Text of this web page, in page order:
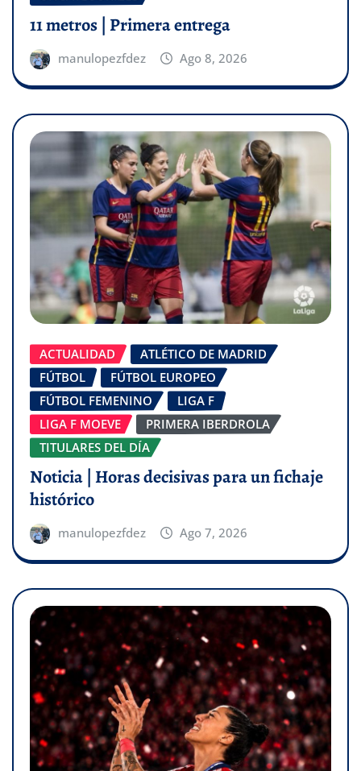
11 metros | Primera entrega
manulopezfdez Ago 8, 2026
ACTUALIDAD
ATLÉTICO DE MADRID
FÚTBOL
FÚTBOL EUROPEO
FÚTBOL FEMENINO
LIGA F
LIGA F MOEVE
PRIMERA IBERDROLA
TITULARES DEL DÍA
Noticia | Horas decisivas para un fichaje
histórico
manulopezfdez Ago 7, 2026